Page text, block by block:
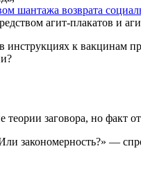
шантажа возврата
агит-плакатов и
к вакцинам
теории заговора, но
закономерность?» —